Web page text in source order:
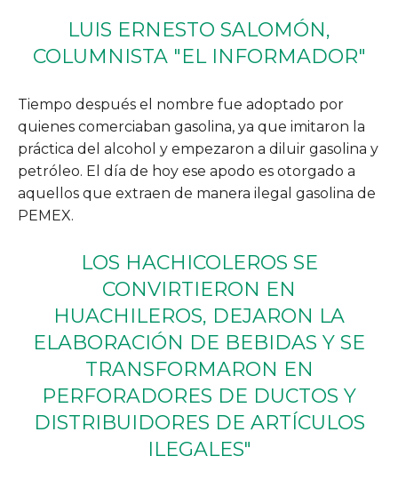
LUIS ERNESTO SALOMÓN,
COLUMNISTA "EL INFORMADOR"
Tiempo después el nombre fue adoptado por
quienes comerciaban gasolina, ya que imitaron la
práctica del alcohol y empezaron a diluir gasolina y
petróleo. El día de hoy ese apodo es otorgado a
aquellos que extraen de manera ilegal gasolina de
PEMEX.
LOS HACHICOLEROS SE
CONVIRTIERON EN
HUACHILEROS, DEJARON LA
ELABORACIÓN DE BEBIDAS Y SE
TRANSFORMARON EN
PERFORADORES DE DUCTOS Y
DISTRIBUIDORES DE ARTÍCULOS
ILEGALES"